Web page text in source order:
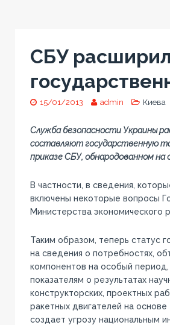
СБУ
15/01/2013 admin Киева
Служба безопасности Украины
составляют государственную
приказе СБУ, обнародованном
В частности, в сведения,
включены некоторые вопросы
Министерства экономического
Таким образом, теперь статус
на сведения о потребностях,
компонентов на особый
показателям о результатах
конструкторских, проектных
ракетных двигателей на
создает угрозу национальным